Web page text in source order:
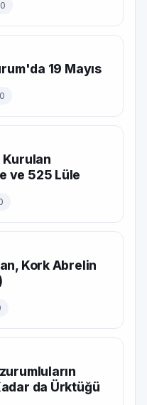
0
19 Mayıs
0
Kurulan
ve 525 Lüle
Kork Abrelin
da Ürktüğü